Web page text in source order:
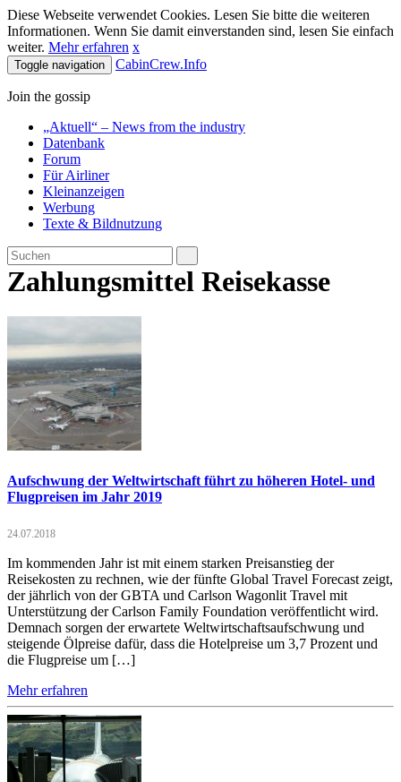
Diese Webseite verwendet Cookies. Lesen Sie bitte die weiteren
Informationen. Wenn Sie damit einverstanden sind, lesen Sie einfach
weiter. Mehr erfahren x
Toggle navigation CabinCrew.Info
Join the gossip
„Aktuell“ – News from the industry
Datenbank
Forum
Für Airliner
Kleinanzeigen
Werbung
Texte & Bildnutzung
Zahlungsmittel Reisekasse
Aufschwung der Weltwirtschaft führt zu höheren Hotel- und
Flugpreisen im Jahr 2019
24.07.2018
Im kommenden Jahr ist mit einem starken Preisanstieg der
Reisekosten zu rechnen, wie der fünfte Global Travel Forecast zeigt,
der jährlich von der GBTA und Carlson Wagonlit Travel mit
Unterstützung der Carlson Family Foundation veröffentlicht wird.
Demnach sorgen der erwartete Weltwirtschaftsaufschwung und
steigende Ölpreise dafür, dass die Hotelpreise um 3,7 Prozent und
die Flugpreise um […]
Mehr erfahren